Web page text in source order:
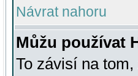
Návrat nahoru
Můžu používat
To závisí na